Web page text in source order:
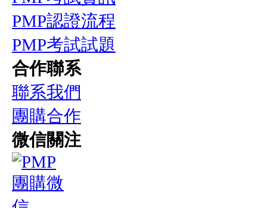
PMP認證流程
PMP考試試題
合作聯系
聯系我們
團購合作
微信關注